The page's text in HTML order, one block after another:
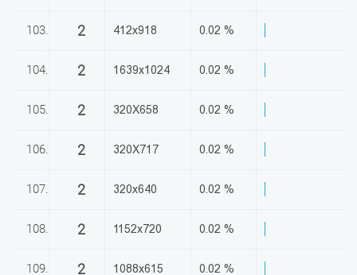
103. 2 412x918 0.02 %
104. 2 1639x1024 0.02 %
105. 2 320X658 0.02 %
106. 2 320X717 0.02 %
107. 2 320x640 0.02 %
108. 2 1152x720 0.02 %
109. 2 1088x615 0.02 %